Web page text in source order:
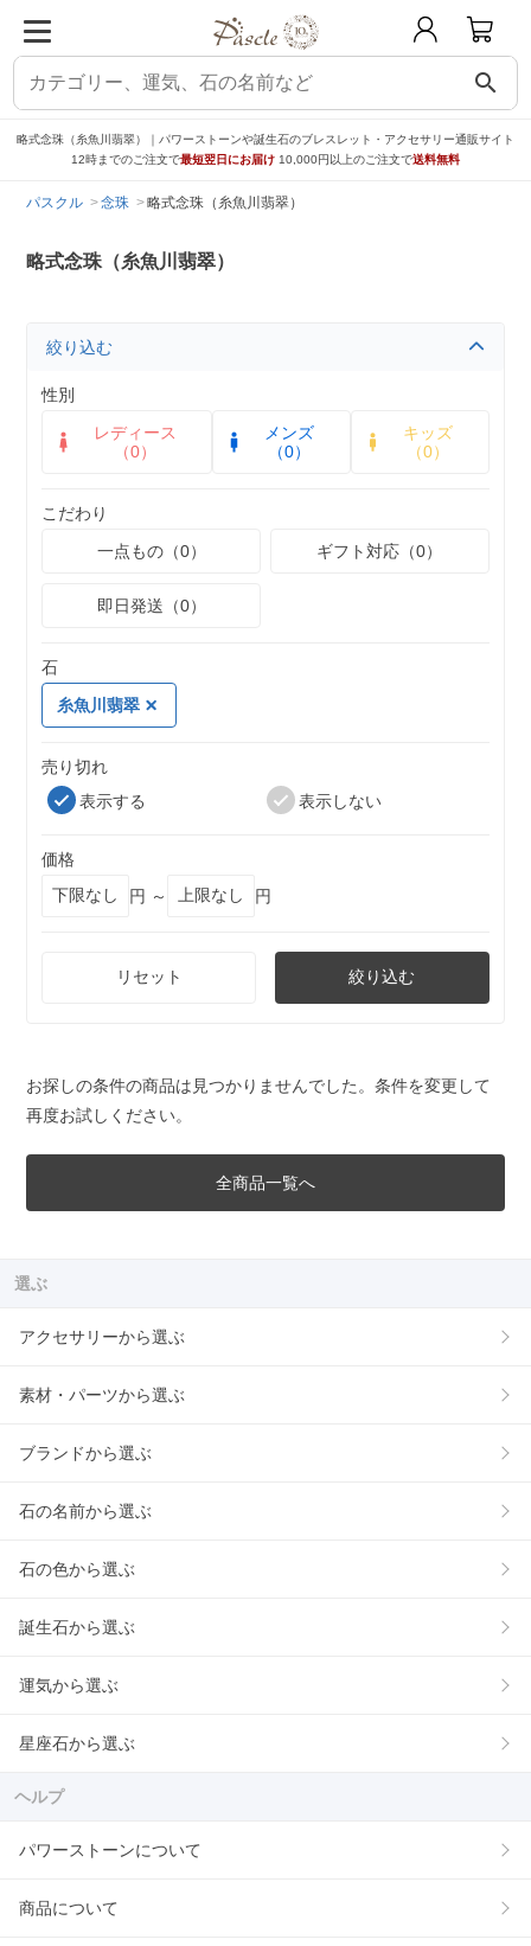
search
略式念珠（糸魚川翡翠）｜パワーストーンや誕生石のブレスレット・アクセサリー通販サイト
12時までのご注文で最短翌日にお届け 10,000円以上のご注文で送料無料
パスクル 念珠 略式念珠（糸魚川翡翠）
略式念珠（糸魚川翡翠）
絞り込む
性別
レディース
（0）
メンズ
（0）
キッズ
（0）
こだわり
一点もの（0）
ギフト対応（0）
即日発送（0）
石
糸魚川翡翠
売り切れ
表示する
表示しない
価格
円 ～
円
リセット 絞り込む
お探しの条件の商品は見つかりませんでした。条件を変更して
再度お試しください。
全商品一覧へ
選ぶ
アクセサリーから選ぶ
素材・パーツから選ぶ
ブランドから選ぶ
石の名前から選ぶ
石の色から選ぶ
誕生石から選ぶ
運気から選ぶ
星座石から選ぶ
ヘルプ
パワーストーンについて
商品について